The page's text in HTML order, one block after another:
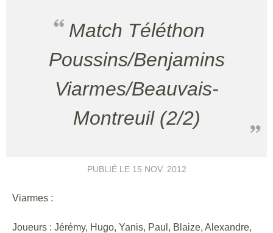
Match Téléthon
Poussins/Benjamins
Viarmes/Beauvais-
Montreuil (2/2)
PUBLIÉ LE 15 NOV. 2012
Viarmes :
Joueurs : Jérémy, Hugo, Yanis, Paul, Blaize, Alexandre,